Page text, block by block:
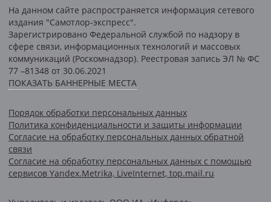
На данном сайте распространяется информация сетевого
издания "Самотлор-экспресс".
Зарегистрировано Федеральной службой по надзору в
сфере связи, информационных технологий и массовых
коммуникаций (Роскомнадзор). Реестровая запись ЭЛ № ФС
77 –81348 от 30.06.2021
ПОКАЗАТЬ БАННЕРНЫЕ МЕСТА
Порядок обработки персональных данных
Политика конфиденциальности и защиты информации
Согласие на обработку персональных данных обратной
связи
Согласие на обработку персональных данных с помощью
сервисов Yandex.Metrika, LiveInternet, top.mail.ru